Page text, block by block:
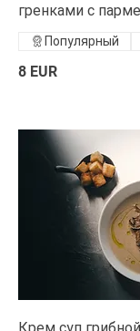
гренками с
8 EUR
Популярный